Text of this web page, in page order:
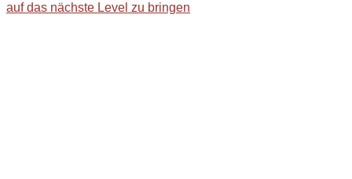
auf das nächste Level zu bringen